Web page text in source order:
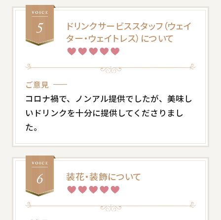
ドリンクサービススタッフ（ウェイ
ター・ウェイトレス）について
ご意見
コロナ禍で、ノンアル提供でしたが、美味し
いドリンクを十分に提供してくださりまし
た。
装花・装飾について